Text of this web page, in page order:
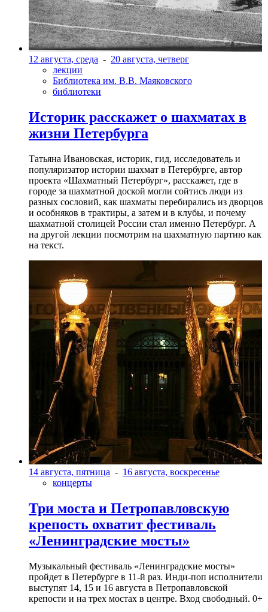
12 августа, среда - 20 августа, четверг
лекции
Библиотека им. В.В. Маяковского
библиотеки
Историк расскажет о шахматах в
жизни Петербурга
Татьяна Ивановская, историк, гид, исследователь и
популяризатор истории шахмат в Петербурге, автор
проекта «Шахматный Петербург», расскажет, где в
городе за шахматной доской могли сойтись люди из
разных сословий, как шахматы перебирались из дворцов
и особняков в трактиры, а затем и в клубы, и почему
шахматной столицей России стал именно Петербург. А
на другой лекции посмотрим на шахматную партию как
на текст.
14 августа, пятница - 16 августа, воскресенье
концерты
Три моста и Петропавловскую
крепость охватит фестиваль
«Ленинградские мосты»
Музыкальный фестиваль «Ленинградские мосты»
пройдет в Петербурге в 11-й раз. Инди-поп исполнители
выступят 14, 15 и 16 августа в Петропавловской
крепости и на трех мостах в центре. Вход свободный. 0+